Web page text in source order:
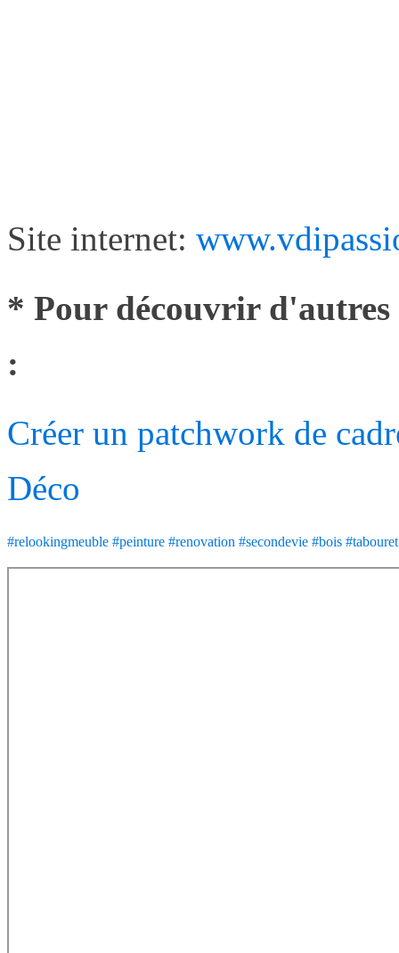
Site internet:
* Pour découvrir
:
Créer un patchwork de
Déco
#relookingmeuble #peinture #renovation #secondevie #bois #tabouret